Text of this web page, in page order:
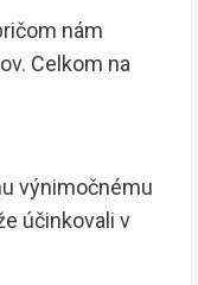
nám
Celkom na
výnimočnému
účinkovali v